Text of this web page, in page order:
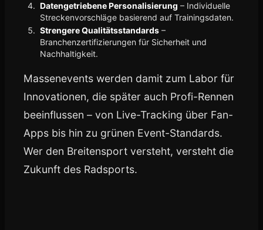
Datengetriebene Personalisierung – Individuelle
Streckenvorschläge basierend auf Trainingsdaten.
Strengere Qualitätsstandards –
Branchenzertifizierungen für Sicherheit und
Nachhaltigkeit.
Massenevents werden damit zum Labor für
Innovationen, die später auch Profi-Rennen
beeinflussen – von Live-Tracking über Fan-
Apps bis hin zu grünen Event-Standards.
Wer den Breitensport versteht, versteht die
Zukunft des Radsports.